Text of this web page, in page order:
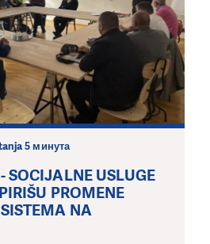
5 минута
SOCIJALNE USLUGE
PROMENE
NA